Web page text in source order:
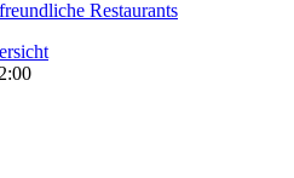
Restaurants